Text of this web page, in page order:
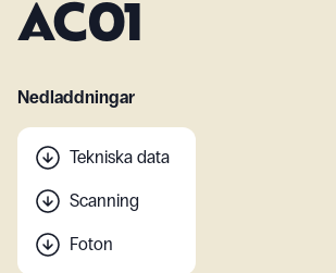
AC01
Nedladdningar
Tekniska data
Scanning
Foton